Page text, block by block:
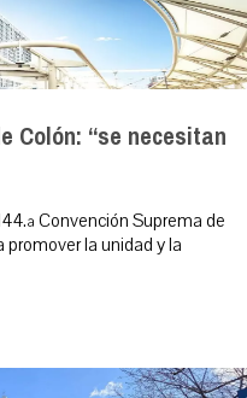
Colón: “se necesitan
Convención Suprema de
promover la unidad y la